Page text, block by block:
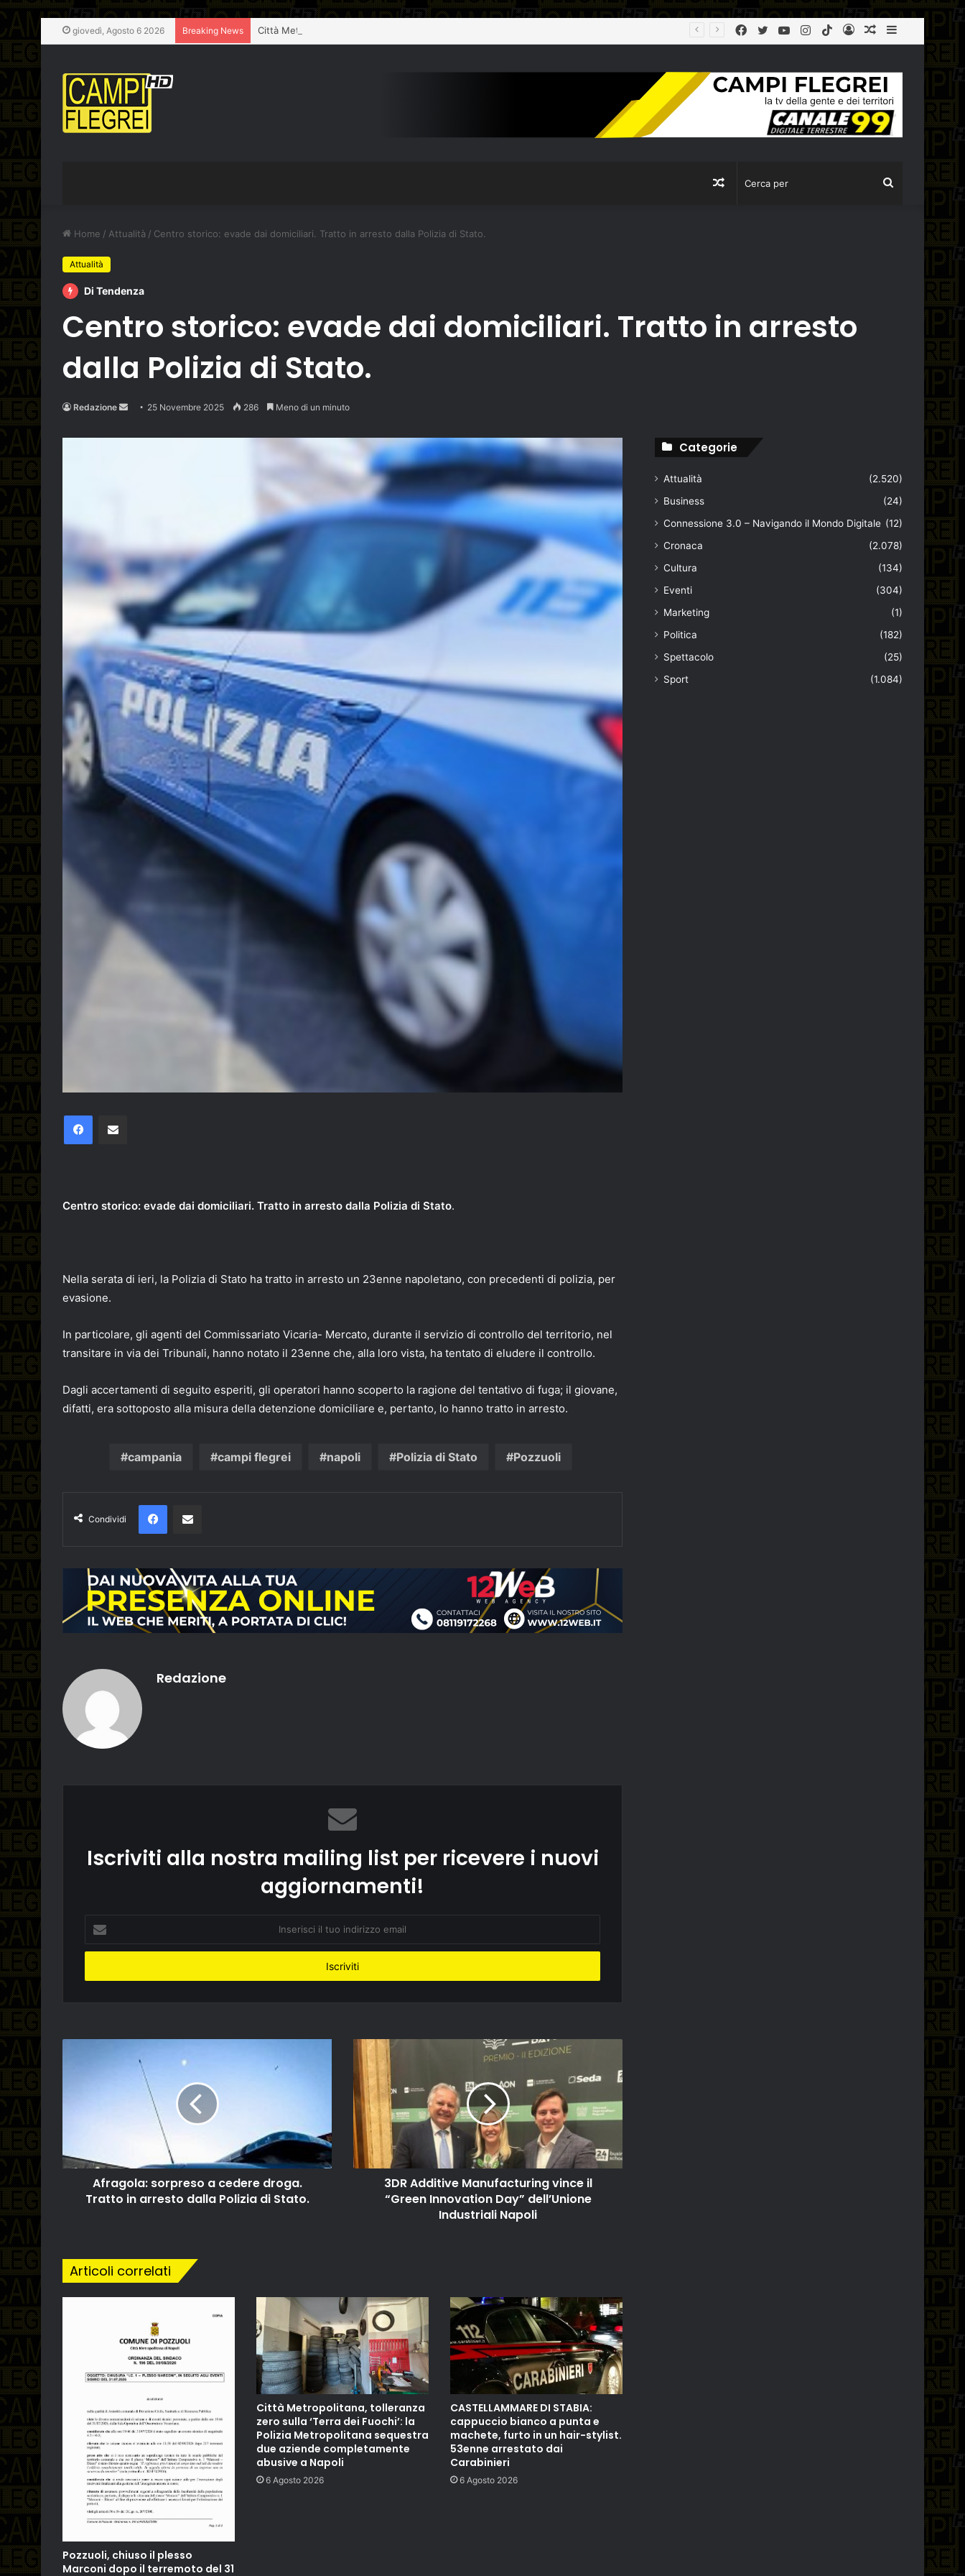
giovedì, Agosto 6 2026 Breaking News Sidebar
Articolo
Log
TikTok
Instagram
YouTube
Twitter
Facebook
Cerca
Articolo
Home / Attualità / Centro storico: evade dai domiciliari. Tratto in arresto dalla Polizia di Stato.
Attualità
Di Tendenza
Centro storico: evade dai domiciliari. Tratto in arresto
dalla Polizia di Stato.
Redazione
Send
email
25 Novembre 2025 286 Meno di un minuto
Facebook
Centro storico: evade dai domiciliari. Tratto in arresto dalla Polizia di Stato.
Nella serata di ieri, la Polizia di Stato ha tratto in arresto un 23enne napoletano, con precedenti di polizia, per
evasione.
In particolare, gli agenti del Commissariato Vicaria- Mercato, durante il servizio di controllo del territorio, nel
transitare in via dei Tribunali, hanno notato il 23enne che, alla loro vista, ha tentato di eludere il controllo.
Dagli accertamenti di seguito esperiti, gli operatori hanno scoperto la ragione del tentativo di fuga; il giovane,
difatti, era sottoposto alla misura della detenzione domiciliare e, pertanto, lo hanno tratto in arresto.
campania campi flegrei napoli Polizia di Stato Pozzuoli
Condividi
Facebook
Redazione
Iscriviti alla nostra mailing list per ricevere i nuovi
aggiornamenti!
tuo
email
Afragola: sorpreso a cedere droga.
Tratto in arresto dalla Polizia di Stato.
3DR Additive Manufacturing vince il
“Green Innovation Day” dell’Unione
Industriali Napoli
Articoli correlati
Pozzuoli, chiuso il plesso
Marconi dopo il terremoto del 31
Città Metropolitana, tolleranza
zero sulla ‘Terra dei Fuochi’: la
Polizia Metropolitana sequestra
due aziende completamente
abusive a Napoli
6 Agosto 2026
CASTELLAMMARE DI STABIA:
cappuccio bianco a punta e
machete, furto in un hair-stylist.
53enne arrestato dai
Carabinieri
6 Agosto 2026
Categorie
Attualità
(2.520)
Business
(24)
Connessione 3.0 – Navigando il Mondo Digitale (12)
Cronaca
(2.078)
Cultura
(134)
Eventi
(304)
Marketing
(1)
Politica
(182)
Spettacolo
(25)
Sport
(1.084)